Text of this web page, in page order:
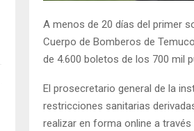
A menos de 20 días del primer
Cuerpo de Bomberos de
de 4.600 boletos de los 700 mil
El prosecretario general de la
restricciones sanitarias
realizar en forma online a